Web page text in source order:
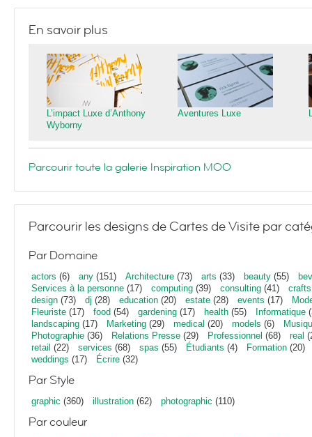
En savoir plus
L’impact Luxe d’Anthony
Wyborny
Aventures Luxe
Parcourir toute la galerie Inspiration MOO
Parcourir les designs de Cartes de Visite par
Par Domaine
actors (6) any (151) Architecture (73) arts (33) beauty (55)
Services à la personne (17) computing (39) consulting (41) crafts
design (73) dj (28) education (20) estate (28) events (17)
Fleuriste (17) food (54) gardening (17) health (55) Informatique
landscaping (17) Marketing (29) medical (20) models (6)
Photographie (36) Relations Presse (29) Professionnel (68) real
retail (22) services (68) spas (55) Étudiants (4) Formation (20)
weddings (17) Écrire (32)
Par Style
graphic (360) illustration (62) photographic (110)
Par couleur